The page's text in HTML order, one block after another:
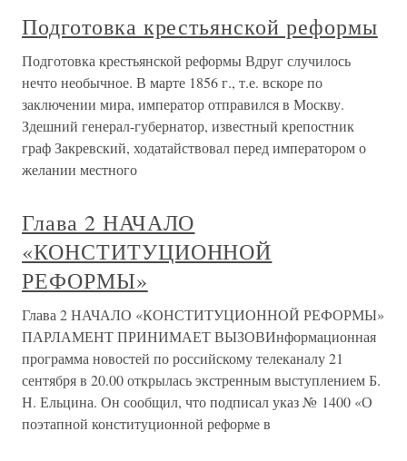
Подготовка крестьянской реформы
Подготовка крестьянской реформы Вдруг случилось
нечто необычное. В марте 1856 г., т.е. вскоре по
заключении мира, император отправился в Москву.
Здешний генерал-губернатор, известный крепостник
граф Закревский, ходатайствовал перед императором о
желании местного
Глава 2 НАЧАЛО
«КОНСТИТУЦИОННОЙ
РЕФОРМЫ»
Глава 2 НАЧАЛО «КОНСТИТУЦИОННОЙ РЕФОРМЫ»
ПАРЛАМЕНТ ПРИНИМАЕТ ВЫЗОВИнформационная
программа новостей по российскому телеканалу 21
сентября в 20.00 открылась экстренным выступлением Б.
Н. Ельцина. Он сообщил, что подписал указ № 1400 «О
поэтапной конституционной реформе в